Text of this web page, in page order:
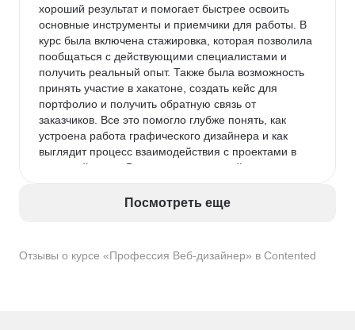
Отзывы о курсе «Профессия Веб-дизайнер» в Contented
хороший результат и помогает быстрее освоить
основные инструменты и приемчики для работы. В
курс была включена стажировка, которая позволила
пообщаться с действующими специалистами и
получить реальный опыт. Также была возможность
принять участие в хакатоне, создать кейс для
портфолио и получить обратную связь от
заказчиков. Все это помогло глубже понять, как
устроена работа графического дизайнера и как
выглядит процесс взаимодействия с проектами в
реальной среде.В целом это отличный старт для
Посмотреть еще